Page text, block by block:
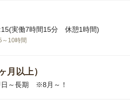
実働7時間15分 休憩1時間)
～10時間
月以上）
日～長期 ※8月～！